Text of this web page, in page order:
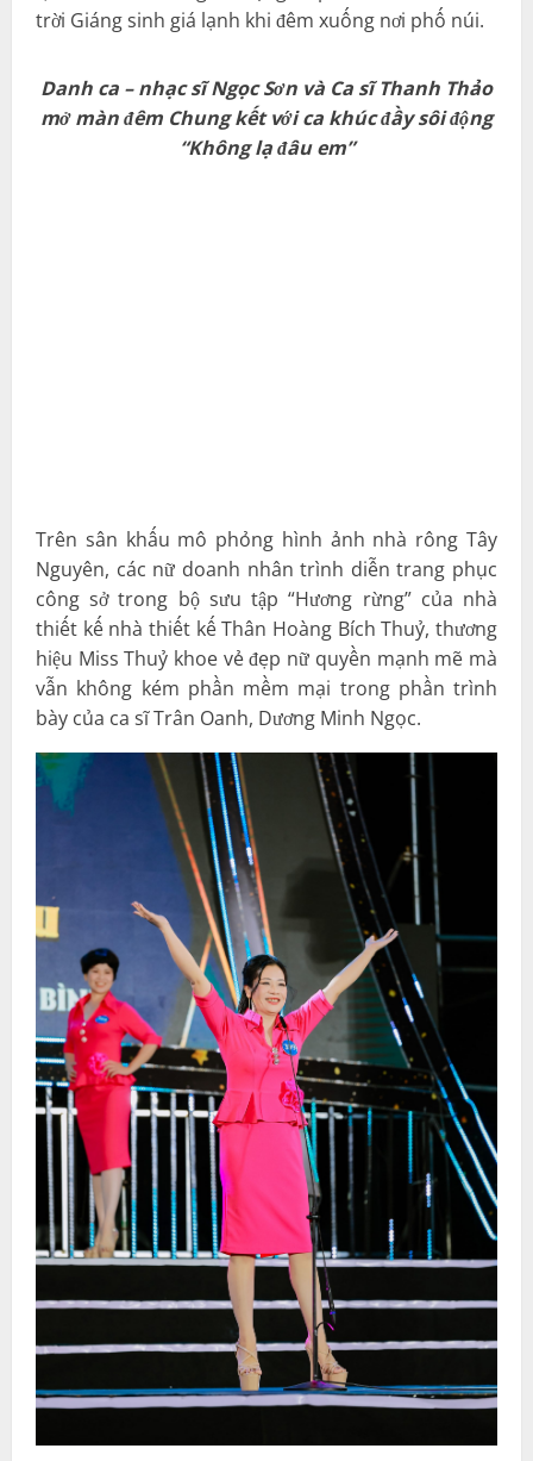
trời Giáng sinh giá lạnh khi đêm xuống nơi phố núi.
Danh ca – nhạc sĩ Ngọc Sơn và Ca sĩ Thanh Thảo
mở màn đêm Chung kết với ca khúc đầy sôi động
“Không lạ đâu em”
Trên sân khấu mô phỏng hình ảnh nhà rông Tây
Nguyên, các nữ doanh nhân trình diễn trang phục
công sở trong bộ sưu tập “Hương rừng” của nhà
thiết kế nhà thiết kế Thân Hoàng Bích Thuỷ, thương
hiệu Miss Thuỷ khoe vẻ đẹp nữ quyền mạnh mẽ mà
vẫn không kém phần mềm mại trong phần trình
bày của ca sĩ Trân Oanh, Dương Minh Ngọc.